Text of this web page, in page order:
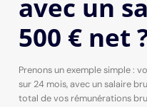
avec un
500 € net
Prenons un exemple simple :
sur 24 mois, avec un salaire
total de vos rémunérations